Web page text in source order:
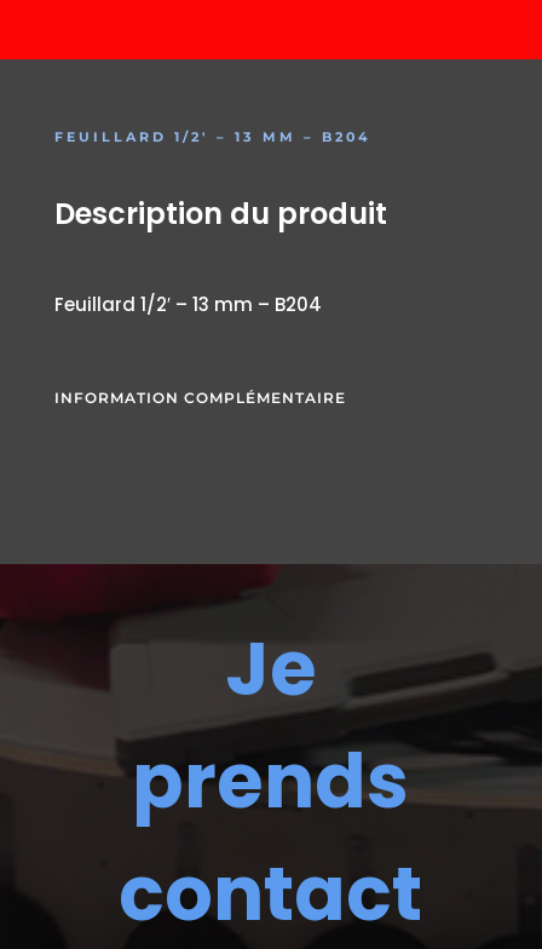
FEUILLARD 1/2′ – 13 MM – B204
Description du produit
Feuillard 1/2′ – 13 mm – B204
INFORMATION COMPLÉMENTAIRE
Je
prends
contact